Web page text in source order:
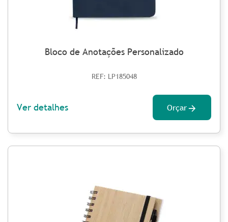
Bloco de Anotações Personalizado
REF: LP185048
Ver detalhes Orçar